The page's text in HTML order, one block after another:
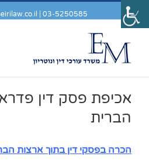
03-5250585 |
אכיפת פסק דין
הברית
הכרה בפסקי דין בתוך ארצות